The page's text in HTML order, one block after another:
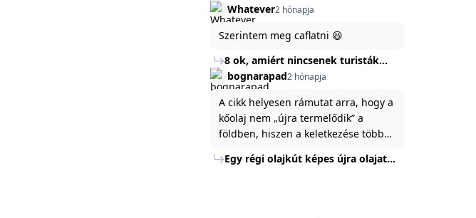
Törökország Fekete-tenger felőli
partján
Whatever2 hónapja
Szerintem meg caflatni 😆
8 ok, amiért nincsenek turisták
Törökország Fekete-tenger felőli
partján
bognarapad2 hónapja
A cikk helyesen rámutat arra, hogy a
kőolaj nem „újra termelődik” a
földben, hiszen a keletkezése több
Energiaügyi Minisztériuma szerint a
Egy régi olajkút képes újra olajat